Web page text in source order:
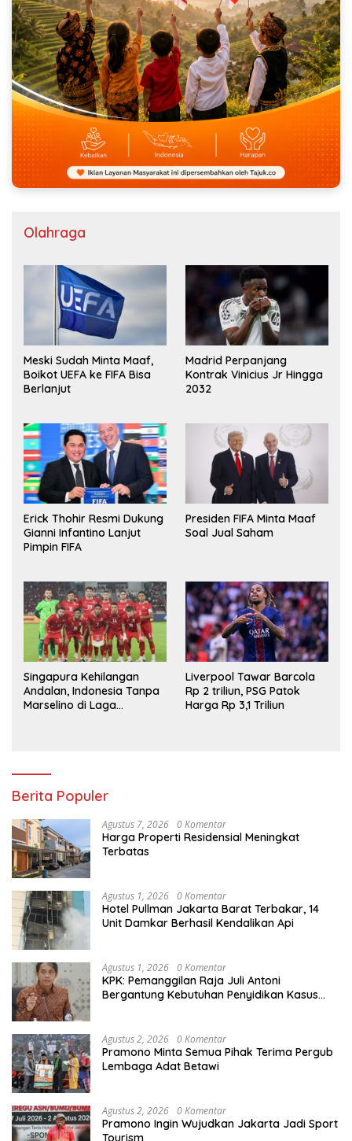
Olahraga
Meski Sudah Minta Maaf,
Boikot UEFA ke FIFA Bisa
Berlanjut
Madrid Perpanjang
Kontrak Vinicius Jr Hingga
2032
Erick Thohir Resmi Dukung
Gianni Infantino Lanjut
Pimpin FIFA
Presiden FIFA Minta Maaf
Soal Jual Saham
Singapura Kehilangan
Andalan, Indonesia Tanpa
Marselino di Laga
Liverpool Tawar Barcola
Rp 2 triliun, PSG Patok
Harga Rp 3,1 Triliun
Berita Populer
Agustus 7, 2026 0 Komentar
Harga Properti Residensial Meningkat
Terbatas
Agustus 1, 2026 0 Komentar
Hotel Pullman Jakarta Barat Terbakar, 14
Unit Damkar Berhasil Kendalikan Api
Agustus 1, 2026 0 Komentar
KPK: Pemanggilan Raja Juli Antoni
Bergantung Kebutuhan Penyidikan Kasus
Agustus 2, 2026 0 Komentar
Pramono Minta Semua Pihak Terima Pergub
Lembaga Adat Betawi
Agustus 2, 2026 0 Komentar
Pramono Ingin Wujudkan Jakarta Jadi Sport
Tourism